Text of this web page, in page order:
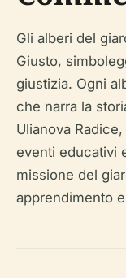
Gli alberi del
Giusto,
giustizia. Ogni
che narra la
Ulianova
eventi educativi
missione del
apprendimento